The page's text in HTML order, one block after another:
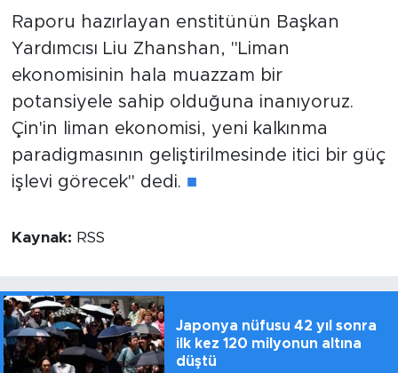
Raporu hazırlayan enstitünün Başkan
Yardımcısı Liu Zhanshan, "Liman
ekonomisinin hala muazzam bir
potansiyele sahip olduğuna inanıyoruz.
Çin'in liman ekonomisi, yeni kalkınma
paradigmasının geliştirilmesinde itici bir güç
işlevi görecek" dedi. ■
Kaynak: RSS
Japonya nüfusu 42 yıl sonra
ilk kez 120 milyonun altına
düştü